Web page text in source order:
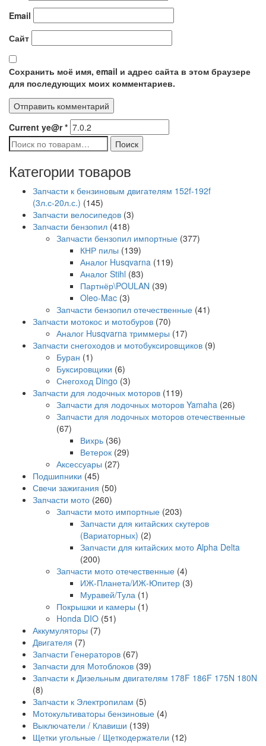
Email
Сайт
Сохранить моё имя, email и адрес сайта в этом браузере
для последующих моих комментариев.
Current ye@r*
Искать:
Поиск
Категории товаров
Запчасти к бензиновым двигателям 152f-192f
(3л.с-20л.с.) (145)
Запчасти велосипедов (3)
Запчасти бензопил (418)
Запчасти бензопил импортные (377)
КНР пилы (139)
Аналог Husqvarna (119)
Аналог Stihl (83)
Партнёр\POULAN (39)
Oleo-Mac (3)
Запчасти бензопил отечественные (41)
Запчасти мотокос и мотобуров (70)
Аналог Husqvarna триммеры (17)
Запчасти снегоходов и мотобуксировщиков (9)
Буран (1)
Буксировщики (6)
Снегоход Dingo (3)
Запчасти для лодочных моторов (119)
Запчасти для лодочных моторов Yamaha (26)
Запчасти для лодочных моторов отечественные
(67)
Вихрь (36)
Ветерок (29)
Аксессуары (27)
Подшипники (45)
Свечи зажигания (50)
Запчасти мото (260)
Запчасти мото импортные (203)
Запчасти для китайских скутеров
(Вариаторных) (2)
Запчасти для китайских мото Alpha Delta
(200)
Запчасти мото отечественные (4)
ИЖ-Планета/ИЖ-Юпитер (3)
Муравей/Тула (1)
Покрышки и камеры (1)
Honda DIO (51)
Аккумуляторы (7)
Двигателя (7)
Запчасти Генераторов (67)
Запчасти для Мотоблоков (39)
Запчасти к Дизельным двигателям 178F 186F 175N 180N
(8)
Запчасти к Электропилам (5)
Мотокультиваторы бензиновые (4)
Выключатели / Клавиши (139)
Щетки угольные / Щеткодержатели (12)